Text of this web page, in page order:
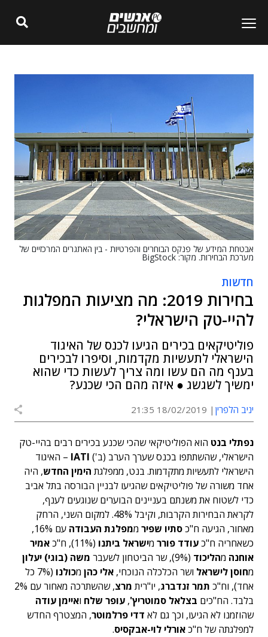
אבטחת המידע של פנקס הבוחרים והפרטיות - בין האתגרים המרכזיים של
מערכת הבחירות. מקור: BigStock
חדשות
בחירות 2019: מה מציעות המפלגות
להיי-טק הישראלי?
פוליטיקאים בכירים הגיעו לכנס של האיגוד
הישראלי לתעשיות מקדמות, וסיפרו לבכירים
בענף מה הם עשו ומה צריך לעשות כדי שהוא
ימשיך לשגשג ● איזה מהם הכי שכנע?
יניב הלפרין 18/02/2019 21:35
נפתלי בנט הוא הפוליטיקאי שהכי שכנע בכירים רבים בהיי-טק
הישראלי, שהשתתפו בכנס שערך הערב (ב') IATI – האיגוד
הישראלי לתעשיות מתקדמות. בנט, ממפלגת הימין החדש, היה
אחד משורה של פוליטיקאים שהגיעו לבניין הבורסה בתל אביב
כדי לשטוח את משנתם בעניינים הבוערים שנוגעים לענף,
לקראת הבחירות הקרבות, וקיבל 48%. למקום השני, הרחק
מאחור, הגיעה ח"כסתיו שפיר ממפלגת העבודה
עם 16%,
כשאחריה ח"כעודד פורר מישראל ביתנו (11%), ח"כ
אמיר
אוחנה מהליכוד (9%), שר הביטחון לשעבר
משה (בוגי) יעלון
מחוסן לישראל ושר הכלכלה הנוכחי, אלי כהן מכולנו
(7% כל
אחד), וח"כ תמר זנדברג, יו"רית מרצ
, שהשתרכה מאחור עם 2%
בלבד. הח"כים בצלאל סמוטריץ', עופר שלח ואיימן עודה
שהוזמנו לא הגיעו, וכך גם לא דדי פרלמוטר, המצטרף החדש
למפלגתה של ח"כאורלי לוי-אבקסיס.